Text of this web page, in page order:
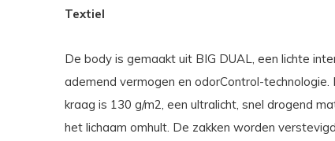
Textiel
De body is gemaakt uit BIG DUAL, een lichte
ademend vermogen en odorControl-
kraag is 130 g/m2, een ultralicht, snel drogend
het lichaam omhult. De zakken worden